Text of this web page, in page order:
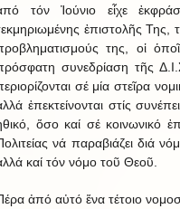
τόν Ἰούνιο εἶχε
ἐπιστολῆς Της,
της, οἱ
συνεδρίαση τῆς
σέ μία στεῖρα
ἐπεκτείνονται στίς
ὅσο καί σέ κοινωνικό
νά παραβιάζει διά
καί τόν νόμο τοῦ Θεοῦ.
ἀπό αὐτό ἕνα τέτοιο